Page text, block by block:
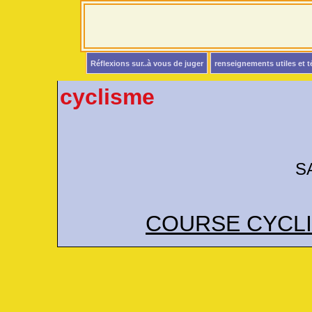
Réflexions sur..à vous de juger renseignements utiles et
cyclisme
SAMEDI 9
COURSE